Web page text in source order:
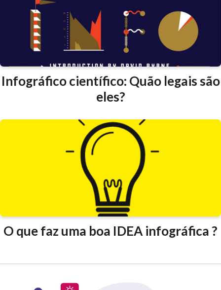
Infográfico científico: Quão legais são
eles?
O que faz uma boa IDEA infográfica ?